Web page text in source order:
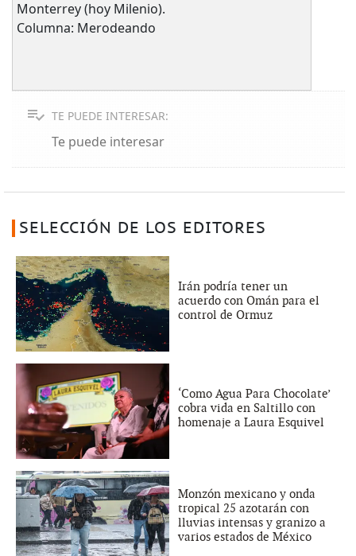
Monterrey (hoy Milenio).
Columna: Merodeando
TE PUEDE INTERESAR:
Te puede interesar
SELECCIÓN DE LOS EDITORES
Irán podría tener un
acuerdo con Omán para el
control de Ormuz
‘Como Agua Para Chocolate’
cobra vida en Saltillo con
homenaje a Laura Esquivel
Monzón mexicano y onda
tropical 25 azotarán con
lluvias intensas y granizo a
varios estados de México